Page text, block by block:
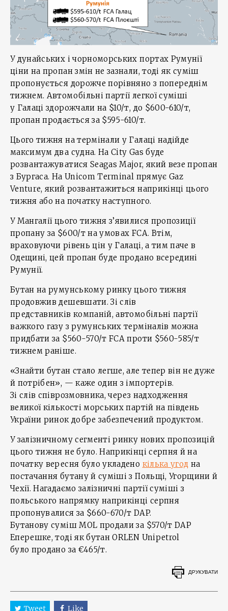
У дунайських і чорноморських портах Румунії
ціни на пропан змін не зазнали, тоді як суміш
пропонується дорожче порівняно з попереднім
тижнем. Автомобільні партії легкої суміші
у Галаці здорожчали на $10/т, до $600-610/т,
пропан продається за $595-610/т.
Цього тижня на термінали у Галаці надійде
максимум два судна. На City Gas буде
розвантажуватися Seagas Major, який везе пропан
з Бургаса. На Unicom Terminal прямує Gaz
Venture, який розвантажиться наприкінці цього
тижня або на початку наступного.
У Мангалії цього тижня з’явилися пропозиції
пропану за $600/т на умовах FCA. Втім,
враховуючи рівень цін у Галаці, а тим паче в
Одещині, цей пропан буде продано всередині
Румунії.
Бутан на румунському ринку цього тижня
продовжив дешевшати. Зі слів
представників компаній, автомобільні партії
важкого газу з румунських терміналів можна
придбати за $560-570/т FCA проти $560-585/т
тижнем раніше.
«Знайти бутан стало легше, але тепер він не дуже
й потрібен», — каже один з імпортерів.
Зі слів співрозмовника, через надходження
великої кількості морських партій на південь
України ринок добре забезпечений продуктом.
У залізничному сегменті ринку нових пропозицій
цього тижня не було. Наприкінці серпня й на
початку вересня було укладено кілька угод на
постачання бутану й суміші з Польщі, Угорщини й
Чехії. Нагадаємо залізничні партії суміші з
польського напрямку наприкінці серпня
пропонувалися за $660-670/т DAP.
Бутанову суміш MOL продали за $570/т DAP
Еперешке, тоді як бутан ORLEN Unipetrol
було продано за €465/т.
ДРУКУВАТИ
Tweet Like